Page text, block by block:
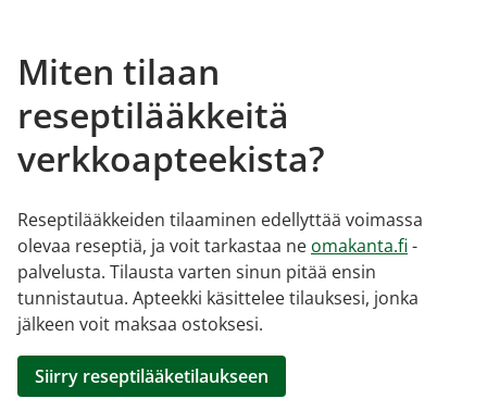
Miten tilaan
reseptilääkkeitä
verkkoapteekista?
Reseptilääkkeiden tilaaminen edellyttää voimassa
olevaa reseptiä, ja voit tarkastaa ne omakanta.fi -
palvelusta. Tilausta varten sinun pitää ensin
tunnistautua. Apteekki käsittelee tilauksesi, jonka
jälkeen voit maksaa ostoksesi.
Siirry reseptilääketilaukseen